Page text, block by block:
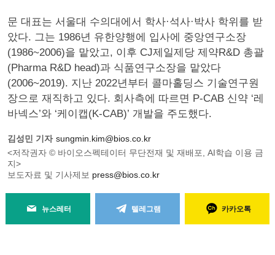
문 대표는 서울대 수의대에서 학사·석사·박사 학위를 받
았다. 그는 1986년 유한양행에 입사에 중앙연구소장
(1986~2006)을 맡았고, 이후 CJ제일제당 제약R&D 총괄
(Pharma R&D head)과 식품연구소장을 맡았다
(2006~2019). 지난 2022년부터 콜마홀딩스 기술연구원
장으로 재직하고 있다. 회사측에 따르면 P-CAB 신약 ‘레
바넥스’와 ‘케이캡(K-CAB)’ 개발을 주도했다.
김성민 기자 sungmin.kim@bios.co.kr
<저작권자 © 바이오스펙테이터 무단전재 및 재배포, AI학습 이용 금
지>
보도자료 및 기사제보 press@bios.co.kr
뉴스레터 텔레그램 카카오톡